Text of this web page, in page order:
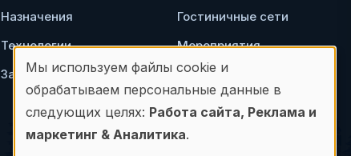
Назначения
Технологии
Законодательство
Гостиничные сети
Мероприятия
Ресторан
Использование
персональных
данных
Мы используем файлы cookie и
обрабатываем персональные данные в
следующих целях: Работа сайта, Реклама и
маркетинг & Аналитика.